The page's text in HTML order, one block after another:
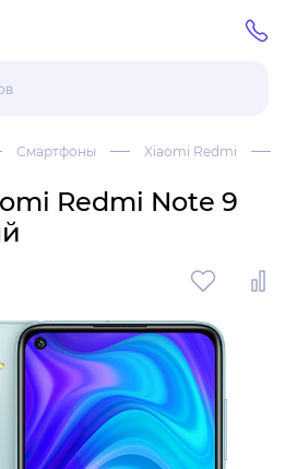
Смартфоны Xiaomi Redmi
Redmi Note 9